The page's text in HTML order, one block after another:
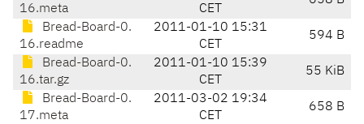
16.meta
CET
Bread-Board-0.
16.readme
2011-01-10 15:31
CET
594 B
Bread-Board-0.
16.tar.gz
2011-01-10 15:39
CET
55 KiB
Bread-Board-0.
17.meta
2011-03-02 19:34
CET
658 B